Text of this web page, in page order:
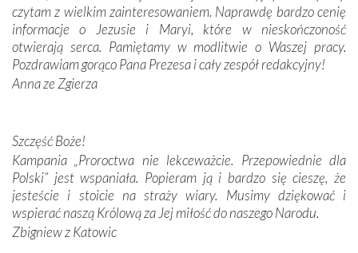
Modliliśmy się przy ich grobach. Odprawiliśmy Drogę
Krzyżową w ich rodzinnych stronach, odwiedziliśmy
domy, w których żyli.
W miejscu objawień Matki Bożej zapaliliśmy świece
Podczas tej kilkudniowej wyprawy na każdym kroku
spotykaliśmy się z serdeczną otwartością
Portugalczyków. Podziwialiśmy ich ludową sztukę i
zwyczaje. Mimo że nasze kraje są od siebie bardzo
oddalone, w żaden sposób nie czuliśmy się obco.
Sprawiła to oczywiście sama Matka Boża, ale też
kulturowa bliskość biorąca swój początek w naszej
czytam z wielkim zainteresowaniem. Naprawdę bardzo cenię
informacje o Jezusie i Maryi, które w nieskończoność
otwierają serca. Pamiętamy w modlitwie o Waszej pracy.
Pozdrawiam gorąco Pana Prezesa i cały zespół redakcyjny!
Anna ze Zgierza
Szczęść Boże!
Kampania „Proroctwa nie lekceważcie. Przepowiednie dla
Polski” jest wspaniała. Popieram ją i bardzo się cieszę, że
jesteście i stoicie na straży wiary. Musimy dziękować i
wspierać naszą Królową za Jej miłość do naszego Narodu.
Zbigniew z Katowic